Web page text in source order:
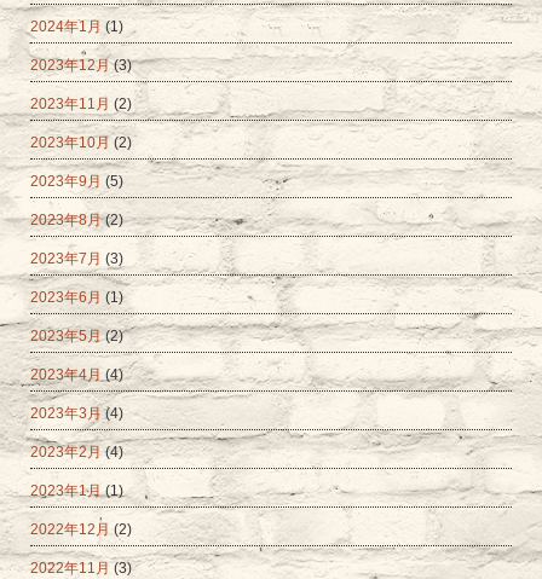
2024年1月 (1)
2023年12月(3)
2023年11月 (2)
2023年10月 (2)
2023年9月 (5)
2023年8月(2)
2023年7月 (3)
2023年6月 (1)
2023年5月(2)
2023年4月 (4)
2023年3月 (4)
2023年2月(4)
2023年1月(1)
2022年12月 (2)
2022年11月 (3)